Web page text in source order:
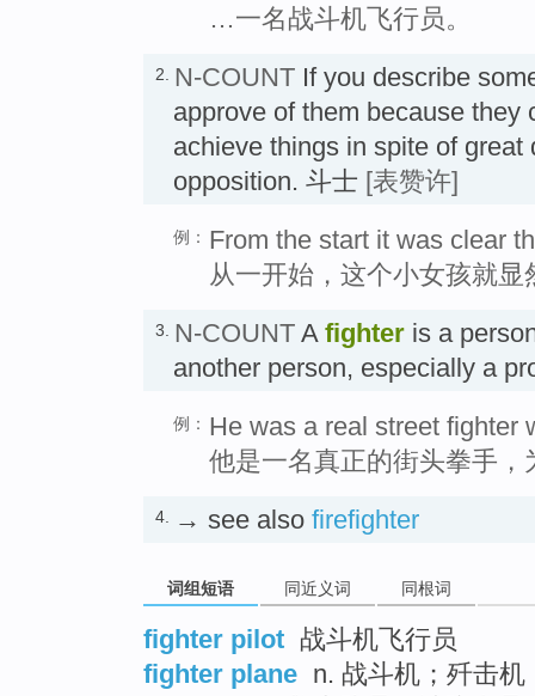
…一名战斗机飞行员。
2. N-COUNT If you describe
approve of them because they
achieve things in spite of great
opposition. 斗士 [表赞许]
例： From the start it was clear
从一开始，这个小女孩就
3. N-COUNT A fighter is a
another person, especially a
例： He was a real street fighter
他是一名真正的街头拳手
4. → see also firefighter
词组短语 同近义词 同根词
fighter pilot 战斗机飞行员
fighter plane n. 战斗机；歼击机